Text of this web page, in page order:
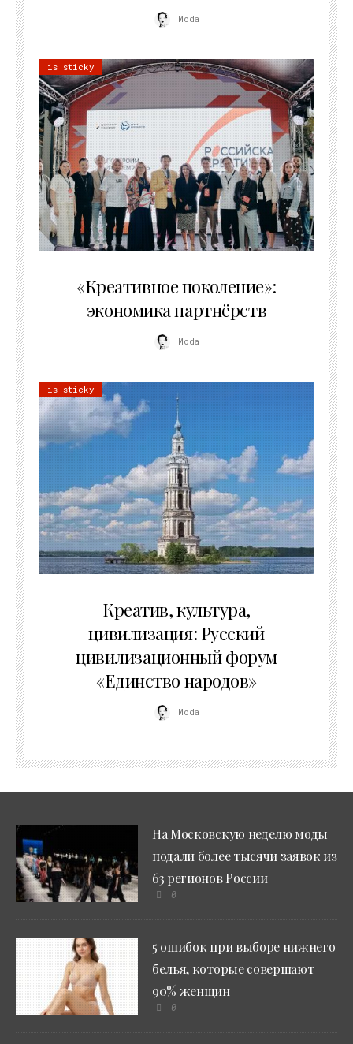
Moda
is sticky
«Креативное поколение»:
экономика партнёрств
Moda
is sticky
Креатив, культура,
цивилизация: Русский
цивилизационный форум
«Единство народов»
Moda
На Московскую неделю моды
подали более тысячи заявок из
63 регионов России
0
5 ошибок при выборе нижнего
белья, которые совершают
90% женщин
0